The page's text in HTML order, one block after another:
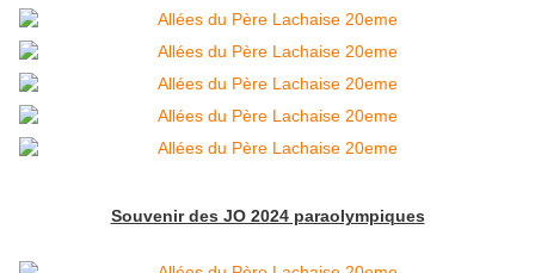
Souvenir des JO 2024 paraolympiques